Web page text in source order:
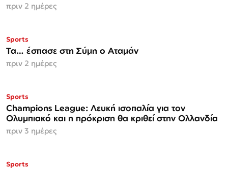
πριν 2 ημέρες
Sports
Τα… έσπασε στη Σύμη ο Αταμάν
πριν 2 ημέρες
Sports
Champions League: Λευκή ισοπαλία για τον
Ολυμπιακό και η πρόκριση θα κριθεί στην Ολλανδία
πριν 3 ημέρες
Sports